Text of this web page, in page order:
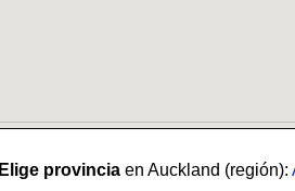
Elige provincia en Auckland (región):